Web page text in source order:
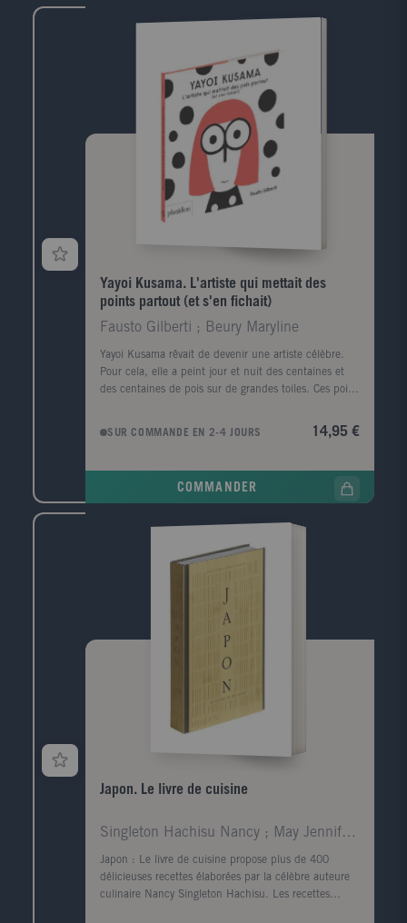
Yayoi Kusama. L'artiste qui mettait des
points partout (et s'en fichait)
Fausto Gilberti ; Beury Maryline
Yayoi Kusama rêvait de devenir une artiste célèbre.
Pour cela, elle a peint jour et nuit des centaines et
des centaines de pois sur de grandes toiles. Ces pois
sur ses robes, ses tables ou ses murs, mais elle s'en
fichait ! Découvre l'histoire étonnante de l'une des
SUR COMMANDE EN 2-4 JOURS 14,95 €
COMMANDER
Japon. Le livre de cuisine
Singleton Hachisu Nancy ; May Jennifer ; Izumi Ken
Japon : Le livre de cuisine propose plus de 400
délicieuses recettes élaborées par la célèbre auteure
culinaire Nancy Singleton Hachisu. Les recettes